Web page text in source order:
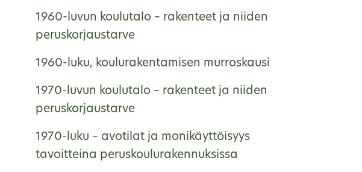
1960-luvun koulutalo – rakenteet ja niiden
peruskorjaustarve
1960-luku, koulurakentamisen murroskausi
1970-luvun koulutalo – rakenteet ja niiden
peruskorjaustarve
1970-luku – avotilat ja monikäyttöisyys
tavoitteina peruskoulurakennuksissa